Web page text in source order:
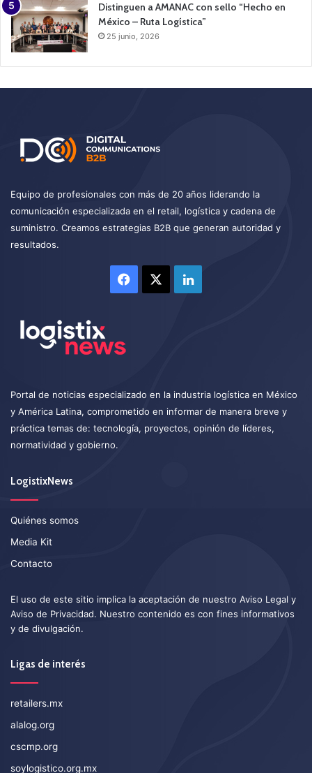
Distinguen a AMANAC con sello “Hecho en
México – Ruta Logística”
25 junio, 2026
Equipo de profesionales con más de 20 años liderando la
comunicación especializada en el retail, logística y cadena de
suministro. Creamos estrategias B2B que generan autoridad y
resultados.
Facebook LinkedIn
Portal de noticias especializado en la industria logística en México
y América Latina, comprometido en informar de manera breve y
práctica temas de: tecnología, proyectos, opinión de líderes,
normatividad y gobierno.
LogistixNews
Quiénes somos
Media Kit
Contacto
El uso de este sitio implica la aceptación de nuestro Aviso Legal y
Aviso de Privacidad. Nuestro contenido es con fines informativos
y de divulgación.
Ligas de interés
retailers.mx
alalog.org
cscmp.org
soylogistico.org.mx